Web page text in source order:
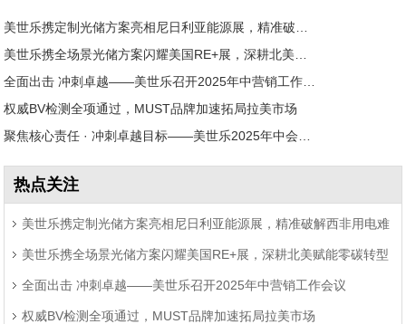
美世乐携定制光储方案亮相尼日利亚能源展，精准破解西非用电难题
美世乐携全场景光储方案闪耀美国RE+展，深耕北美赋能零碳转型
全面出击 冲刺卓越——美世乐召开2025年中营销工作会议
权威BV检测全项通过，MUST品牌加速拓局拉美市场
聚焦核心责任 · 冲刺卓越目标——美世乐2025年中会议圆满举行
热点关注
美世乐携定制光储方案亮相尼日利亚能源展，精准破解西非用电难
题 美世乐携全场景光储方案闪耀美国RE+展，深耕北美赋能零碳转型
全面出击 冲刺卓越——美世乐召开2025年中营销工作会议
权威BV检测全项通过，MUST品牌加速拓局拉美市场